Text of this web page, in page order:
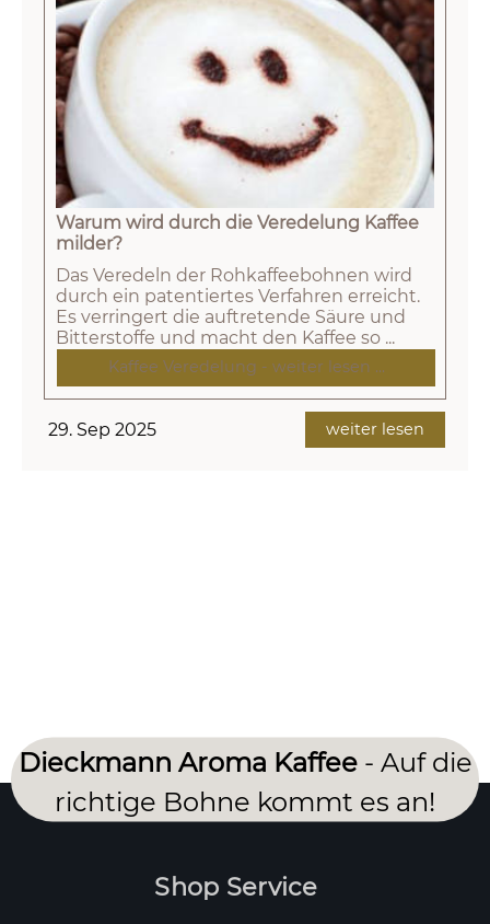
Warum wird durch die Veredelung Kaffee
milder?
Das Veredeln der Rohkaffeebohnen wird
durch ein patentiertes Verfahren erreicht.
Es verringert die auftretende Säure und
Bitterstoffe und macht den Kaffee so ...
Kaffee Veredelung - weiter lesen ...
29. Sep 2025 weiter lesen
Dieckmann Aroma Kaffee- Auf die
richtige Bohne kommt es an!
Shop Service